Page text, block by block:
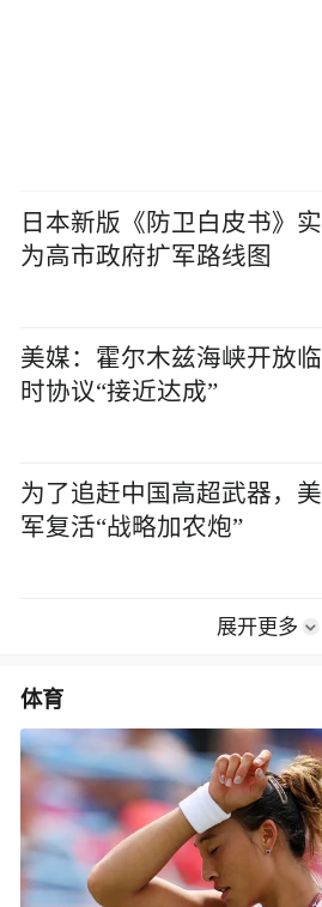
日本新版《防卫白皮书》实
为高市政府扩军路线图
美媒：霍尔木兹海峡开放临
时协议“接近达成”
为了追赶中国高超武器，美
军复活“战略加农炮”
展开更多
体育